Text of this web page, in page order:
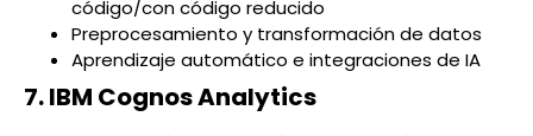
código/con código reducido
Preprocesamiento y transformación de datos
Aprendizaje automático e integraciones de IA
7. IBM Cognos Analytics